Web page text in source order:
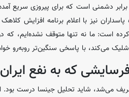
برابر دشمنی است که برای پیروزی سریع
نیز با اعلام برنامه افزایش
است: ما نه تنها متوقف نشده‌ایم، که
می‌کند، با پاسخی سنگین‌تر روبه‌رو
که به نفع
می‌شد، شاید تحلیل جینسا درست بود.